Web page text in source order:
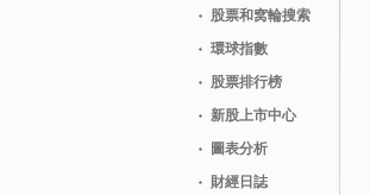
股票和窝輪搜索
環球指數
股票排行榜
新股上市中心
圖表分析
財經日誌